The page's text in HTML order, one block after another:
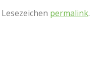
permalink.